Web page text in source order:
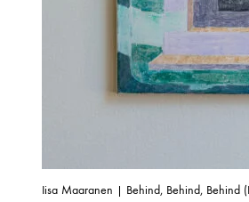
Iisa Maaranen | Behind, Behind, Behind